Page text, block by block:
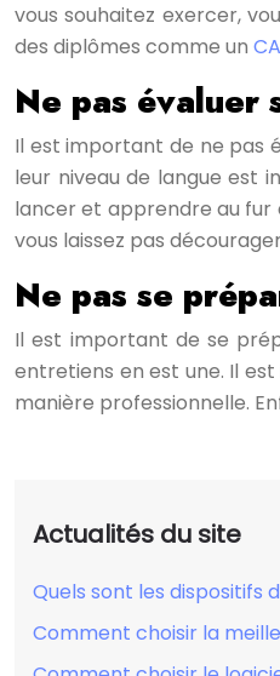
vous souhaitez exercer,
des diplômes comme un
Ne pas évaluer
Il est important de ne pas
leur niveau de langue est
lancer et apprendre au fur
vous laissez pas
Ne pas se
Il est important de se
entretiens en est une. Il
manière professionnelle.
Actualités du site
Quels sont les dispositifs
Comment choisir la